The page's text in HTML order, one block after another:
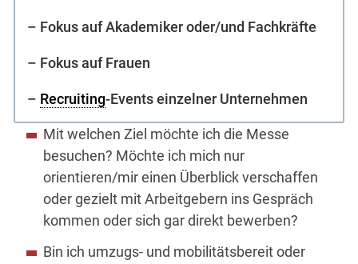
– Fokus auf Akademiker oder/und Fachkräfte
– Fokus auf Frauen
– Recruiting-Events einzelner Unternehmen
Mit welchen Ziel möchte ich die Messe
besuchen? Möchte ich mich nur
orientieren/mir einen Überblick verschaffen
oder gezielt mit Arbeitgebern ins Gespräch
kommen oder sich gar direkt bewerben?
Bin ich umzugs- und mobilitätsbereit oder